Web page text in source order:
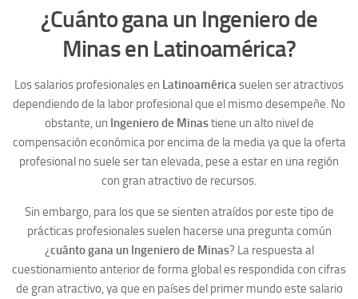
¿Cuánto gana un Ingeniero de
Minas en Latinoamérica?
Los salarios profesionales en Latinoaméricasuelen ser atractivos
dependiendo de la labor profesional que el mismo desempeñe. No
obstante, un Ingeniero de Minastiene un alto nivel de
compensación económica por encima de la media ya que la oferta
profesional no suele ser tan elevada, pese a estar en una región
con gran atractivo de recursos.
Sin embargo, para los que se sienten atraídos por este tipo de
prácticas profesionales suelen hacerse una pregunta común
¿cuánto gana un Ingeniero de Minas? La respuesta al
cuestionamiento anterior de forma global es respondida con cifras
de gran atractivo, ya que en países del primer mundo este salario